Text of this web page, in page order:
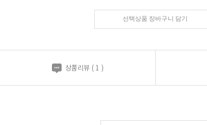
선택상품 장바구니 담기
상품리뷰 ( 1 )